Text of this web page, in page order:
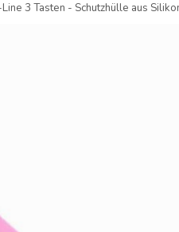
3 Tasten - Schutzhülle aus